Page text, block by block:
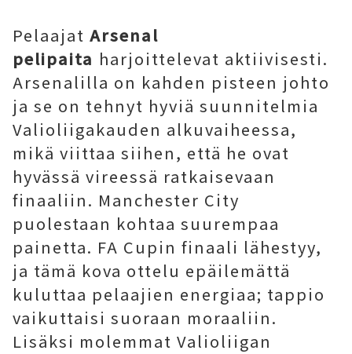
Pelaajat Arsenal
pelipaita harjoittelevat aktiivisesti.
Arsenalilla on kahden pisteen johto
ja se on tehnyt hyviä suunnitelmia
Valioliigakauden alkuvaiheessa,
mikä viittaa siihen, että he ovat
hyvässä vireessä ratkaisevaan
finaaliin. Manchester City
puolestaan ​​kohtaa suurempaa
painetta. FA Cupin finaali lähestyy,
ja tämä kova ottelu epäilemättä
kuluttaa pelaajien energiaa; tappio
vaikuttaisi suoraan moraaliin.
Lisäksi molemmat Valioliigan